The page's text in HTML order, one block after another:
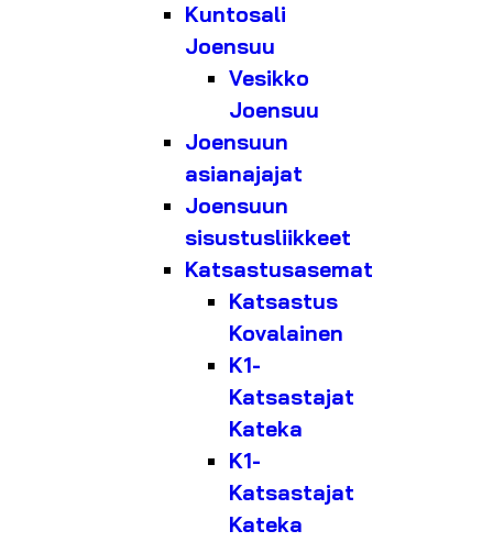
Kuntosali
Joensuu
Vesikko
Joensuu
Joensuun
asianajajat
Joensuun
sisustusliikkeet
Katsastusasemat
Katsastus
Kovalainen
K1-
Katsastajat
Kateka
K1-
Katsastajat
Kateka